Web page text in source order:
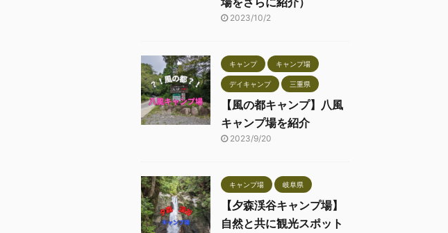
2023/10/2
キャンプ キャンプ場
デイキャンプ 三重県
【風の都キャンプ】八風
キャンプ場を紹介
2023/9/20
キャンプ場 岐阜県
【夕森渓谷キャンプ場】
自然と共に観光スポット